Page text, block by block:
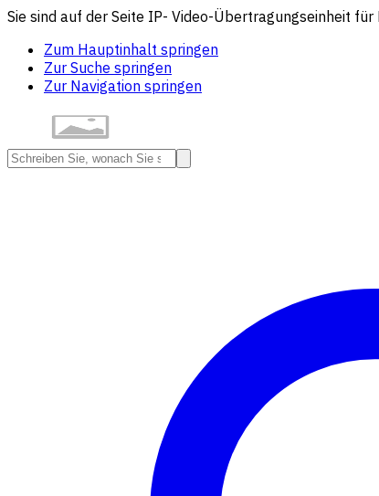
Sie sind auf der Seite IP- Video-Übertragungseinheit
Zum Hauptinhalt springen
Zur Suche springen
Zur Navigation springen